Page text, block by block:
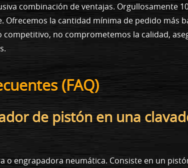
combinación de ventajas. Orgullosamente
la cantidad mínima de pedido más
no comprometemos la calidad,
(FAQ)
de pistón en una
engrapadora neumática. Consiste en un